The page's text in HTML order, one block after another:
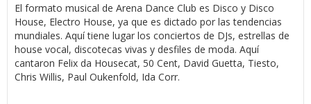
El formato musical de Arena Dance Club es Disco y Disco
House, Electro House, ya que es dictado por las tendencias
mundiales. Aquí tiene lugar los conciertos de DJs, estrellas de
house vocal, discotecas vivas y desfiles de moda. Aquí
cantaron Felix da Housecat, 50 Cent, David Guetta, Tiesto,
Chris Willis, Paul Oukenfold, Ida Corr.